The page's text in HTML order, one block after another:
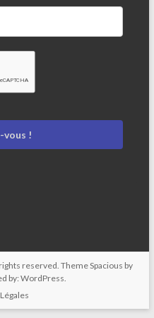
vous !
rights reserved. ThemeSpacious by
by: WordPress